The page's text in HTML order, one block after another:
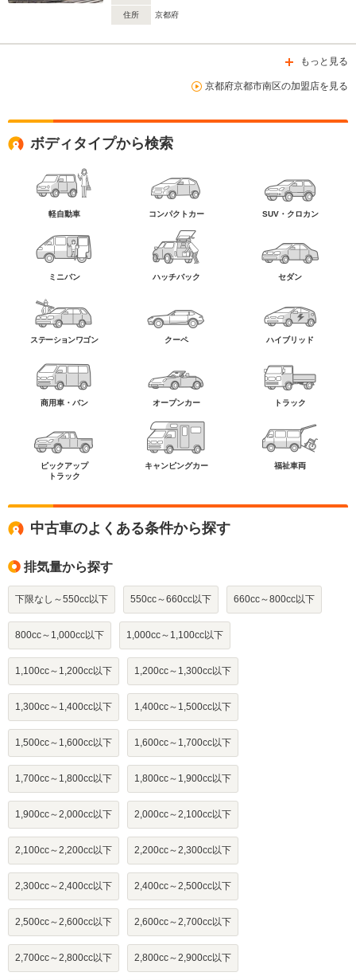
住所 京都府
もっと見る
京都府京都市南区の加盟店を見る
ボディタイプから検索
軽自動車 コンパクトカー SUV・クロカン
ミニバン ハッチバック セダン
ステーションワゴン クーペ ハイブリッド
商用車・バン オープンカー トラック
ピックアップ
トラック
キャンピングカー 福祉車両
中古車のよくある条件から探す
排気量から探す
下限なし～550cc以下 550cc～660cc以下 660cc～800cc以下
800cc～1,000cc以下 1,000cc～1,100cc以下
1,100cc～1,200cc以下 1,200cc～1,300cc以下
1,300cc～1,400cc以下 1,400cc～1,500cc以下
1,500cc～1,600cc以下 1,600cc～1,700cc以下
1,700cc～1,800cc以下 1,800cc～1,900cc以下
1,900cc～2,000cc以下 2,000cc～2,100cc以下
2,100cc～2,200cc以下 2,200cc～2,300cc以下
2,300cc～2,400cc以下 2,400cc～2,500cc以下
2,500cc～2,600cc以下 2,600cc～2,700cc以下
2,700cc～2,800cc以下 2,800cc～2,900cc以下